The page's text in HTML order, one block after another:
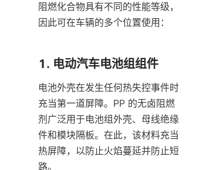
阻燃化合物具有不同的性能等级，
因此可在车辆的多个位置使用：
1. 电动汽车电池组组件
电池外壳在发生任何热失控事件时
充当第一道屏障。PP 的无卤阻燃
剂广泛用于电池组外壳、母线绝缘
件和模块隔板。在此，该材料充当
热屏障，以防止火焰蔓延并防止短
路。